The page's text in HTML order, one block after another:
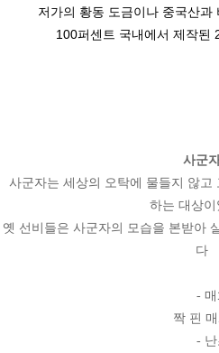
저가의 황동 도금이나 중국산과
100퍼센트 국내에서 제작된
사군
사군자는 세상의 오탁에 물들지 않고
하는 대상이
옛 선비들은 사군자의 모습을 본받아
다
- 매화 (봄) : 눈속
짝 핀
- 난초 (여름) : 향